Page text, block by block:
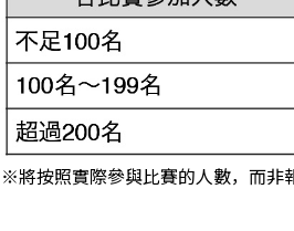
※將按照實際參與比賽的人數，而非